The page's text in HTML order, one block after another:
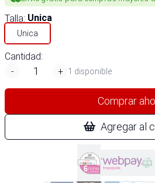
Talla: Unica
Unica
Cantidad:
-
+ 1 disponible
Comprar
Agregar al